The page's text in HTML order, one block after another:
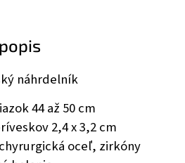
náhrdelník
44 až 50 cm
2,4 x 3,2 cm
oceľ, zirkóny